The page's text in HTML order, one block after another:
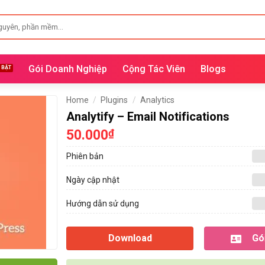
Gói Doanh Nghiệp Cộng Tác Viên Blogs
Home / Plugins / Analytics
Analytify – Email Notifications
50.000₫
Phiên bản
Ngày cập nhật
Hướng dẫn sử dụng
Download